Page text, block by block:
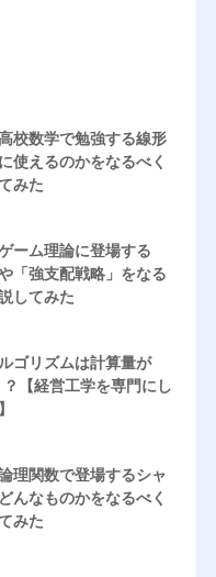
校数学で勉強する線形
使えるのかをなるべく
みた
ーム理論に登場する
「強支配戦略」をなる
してみた
ゴリズムは計算量が
【経営工学を専門にし
理関数で登場するシャ
んなものかをなるべく
みた